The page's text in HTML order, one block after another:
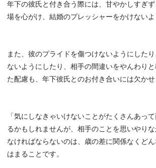
年下の彼氏と付き合う際には、甘やかしすぎ
場を心がけ、結婚のプレッシャーをかけないよ
また、彼のプライドを傷つけないようにした
ないようにしたり、相手の間違いをやんわり
た配慮も、年下彼氏とのお付き合いには欠かせ
「気にしなきゃいけないことがたくさんあっ
るかもしれませんが、相手のことを思いやり
なければならないのは、歳の差に関係なくど
はまることです。